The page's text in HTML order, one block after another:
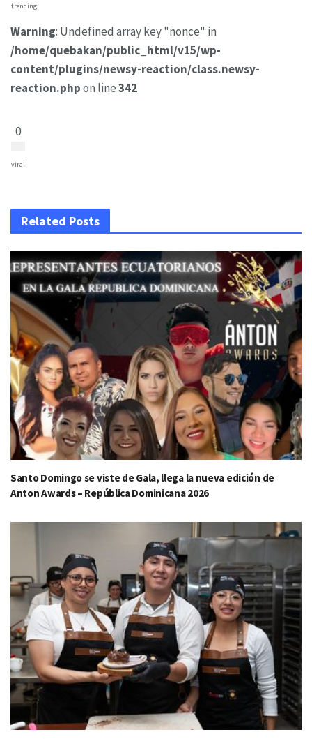
trending
Warning: Undefined array key "nonce" in
/home/quebakan/public_html/v15/wp-
content/plugins/newsy-reaction/class.newsy-
reaction.phpon line342
0
viral
Related Posts
Santo Domingo se viste de Gala, llega la nueva edición de
Anton Awards – República Dominicana 2026